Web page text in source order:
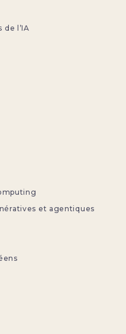
l’IA
et agentiques